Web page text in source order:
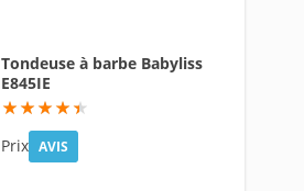
Tondeuse à barbe Babyliss
E845IE
88.4
Prix AVIS